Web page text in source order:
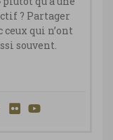
? Partager
ceux qui n’ont
souvent.